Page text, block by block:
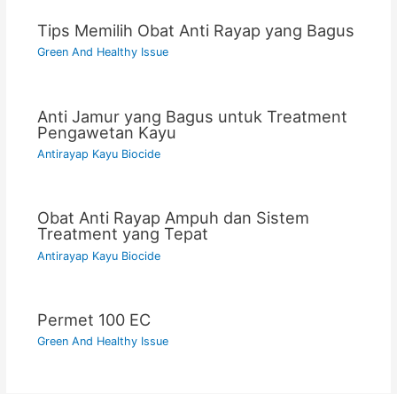
Tips Memilih Obat Anti Rayap yang Bagus
Green And Healthy Issue
Anti Jamur yang Bagus untuk Treatment
Pengawetan Kayu
Antirayap Kayu Biocide
Obat Anti Rayap Ampuh dan Sistem
Treatment yang Tepat
Antirayap Kayu Biocide
Permet 100 EC
Green And Healthy Issue